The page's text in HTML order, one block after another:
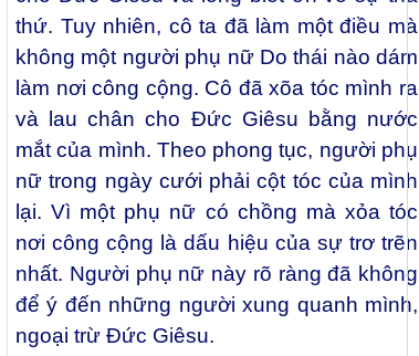
thứ. Tuy nhiên, cô ta đã làm một điều mà
không một người phụ nữ Do thái nào dám
làm nơi công cộng. Cô đã xõa tóc mình ra
và lau chân cho Đức Giêsu bằng nước
mắt của mình. Theo phong tục, người phụ
nữ trong ngày cưới phải cột tóc của mình
lại. Vì một phụ nữ có chồng mà xỏa tóc
nơi công cộng là dấu hiệu của sự trơ trẽn
nhất. Người phụ nữ này rõ ràng đã không
để ý đến những người xung quanh mình,
ngoại trừ Đức Giêsu.